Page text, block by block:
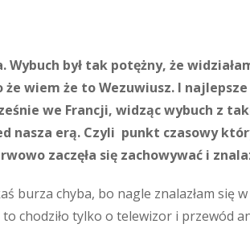
Wybuch był tak potężny, że
wiem że to Wezuwiusz. I
we Francji, widząc wybuch z
nasza erą. Czyli punkt czasowy
zaczęła się zachowywać i
burza chyba, bo nagle znalazłam
chodziło tylko o telewizor i przewód